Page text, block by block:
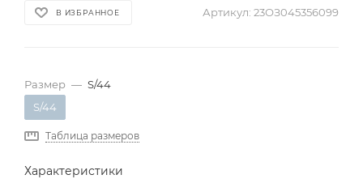
В ИЗБРАННОЕ Артикул: 23ОЗ045356099
Размер — S/44
S/44
Таблица размеров
Характеристики